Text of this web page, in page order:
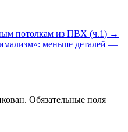
потолкам из ПВХ (ч.1) →
меньше деталей —
Обязательные поля